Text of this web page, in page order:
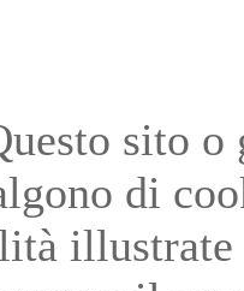
sito
di
illustrate